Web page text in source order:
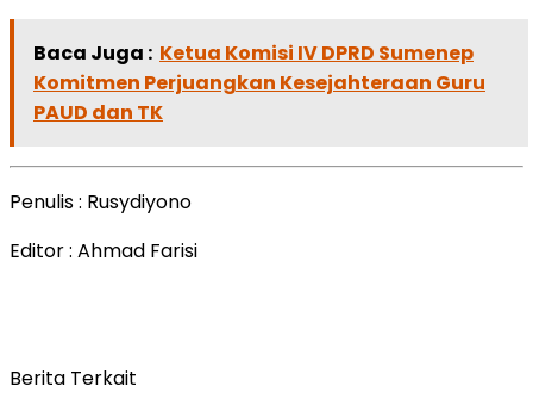
Baca Juga : Ketua Komisi IV DPRD Sumenep
Komitmen Perjuangkan Kesejahteraan Guru
PAUD dan TK
Penulis : Rusydiyono
Editor : Ahmad Farisi
Berita Terkait